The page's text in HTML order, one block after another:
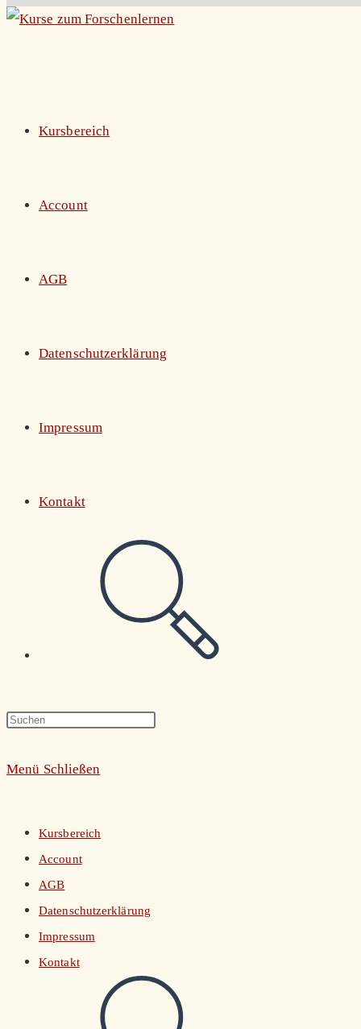
Zum
Kursbereich
Account
AGB
Datenschutzerklärung
Impressum
Kontakt
umschalten
Press
Menü Schließen
Kursbereich
Account
AGB
Datenschutzerklärung
Impressum
Kontakt